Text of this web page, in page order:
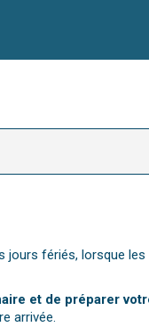
jours fériés, lorsque
et de préparer
arrivée.